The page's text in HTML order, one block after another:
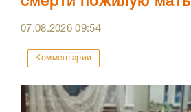
07.08.202609:54
Комментарии